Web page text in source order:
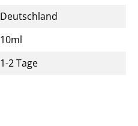
Deutschland
10ml
1-2 Tage